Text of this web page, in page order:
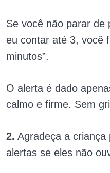
Se você não parar de
eu contar até 3, você
minutos”.
O alerta é dado
calmo e firme. Sem
2. Agradeça a
alertas se eles não